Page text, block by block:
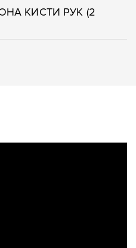
КИСТИ РУК (2